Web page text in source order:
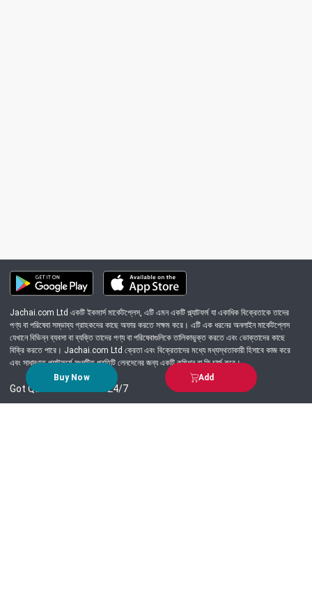
Buy Now Add
Jachai.com Ltd একটি ইকমার্স মার্কেটপ্লেস, এটি এমন একটি প্ল্যাটফর্ম যা একাধিক বিক্রেতাকে তাদের
পণ্য বা পরিষেবা সম্ভাব্য গ্রাহকদের কাছে অফার করতে সক্ষম করে। এটি এক ধরনের অনলাইন মার্কেটপ্লেস
যেখানে বিভিন্ন ব্যবসা বা ব্যক্তি তাদের পণ্য বা পরিষেবাগুলিকে তালিকাভুক্ত করতে এবং ভোক্তাদের কাছে
বিক্রি করতে পারে। Jachai.com Ltd ক্রেতা এবং বিক্রেতাদের মধ্যে মধ্যস্থতাকারী হিসাবে কাজ করে
এবং সাধারণত প্ল্যাটফর্মে সংঘটিত প্রতিটি লেনদেনের জন্য একটি কমিশন বা ফি চার্জ করে।
Got Question? Call us 24/7